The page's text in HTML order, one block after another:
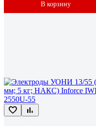
В корзину